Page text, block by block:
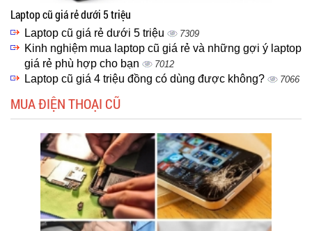
Laptop cũ giá rẻ dưới 5 triệu
Laptop cũ giá rẻ dưới 5 triệu 7309
Kinh nghiệm mua laptop cũ giá rẻ và những gợi ý laptop
giá rẻ phù hợp cho bạn
7012
Laptop cũ giá 4 triệu đồng có dùng được không? 7066
MUA ĐIỆN THOẠI CŨ